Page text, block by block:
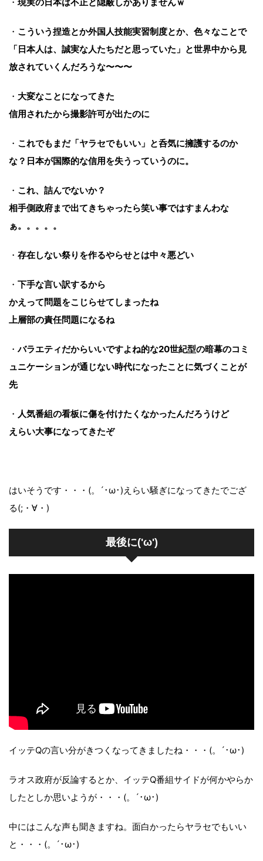
・ 現実の日本は不正と隠蔽しかありませんｗ
・ こういう捏造とか外国人技能実習制度とか、色々なことで
「日本人は、誠実な人たちだと思っていた」と世界中から見
放されていくんだろうな〜〜〜
・ 大変なことになってきた
信用されたから撮影許可が出たのに
・ これでもまだ「ヤラセでもいい」と呑気に擁護するのか
な？日本が国際的な信用を失うっていうのに。
・ これ、詰んでないか？
相手側政府まで出てきちゃったら笑い事ではすまんわな
ぁ。。。。。
・ 存在しない祭りを作るやらせとは中々悪どい
・ 下手な言い訳するから
かえって問題をこじらせてしまったね
上層部の責任問題になるね
・バラエティだからいいですよね的な20世紀型の暗幕のコミ
ュニケーションが通じない時代になったことに気づくことが
先
・ 人気番組の看板に傷を付けたくなかったんだろうけど
えらい大事になってきたぞ
はいそうです・・・(。´･ω･)えらい騒ぎになってきたでござ
る(;・∀・)
最後に('ω')
イッテQの言い分がきつくなってきましたね・・・(。´･ω･)
ラオス政府が反論するとか、イッテQ番組サイドが何かやらか
したとしか思いようが・・・(。´･ω･)
中にはこんな声も聞きますね。面白かったらヤラセでもいい
と・・・(。´･ω･)